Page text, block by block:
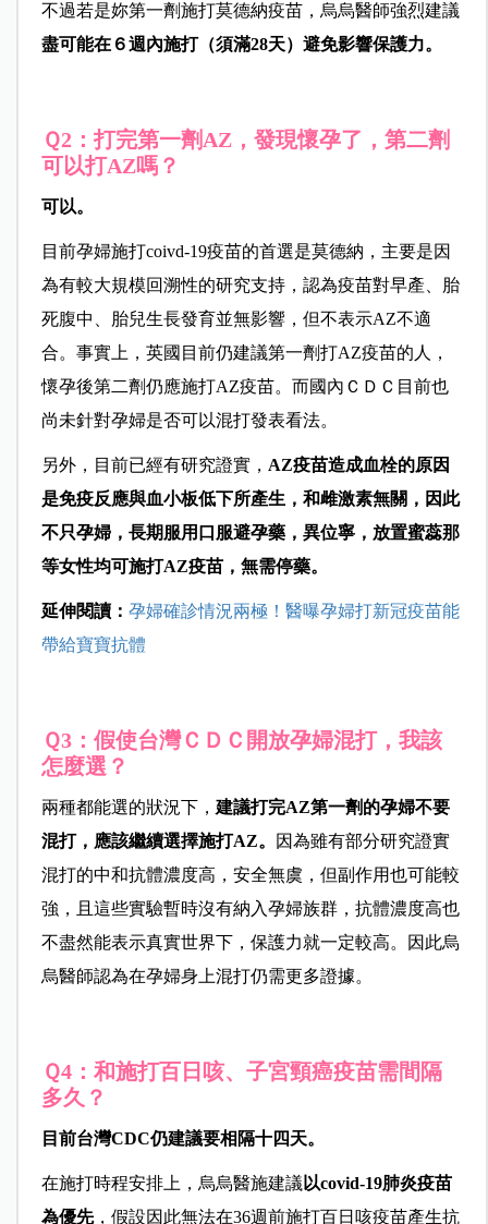
不過若是妳第一劑施打莫德納疫苗，烏烏醫師強烈建議
盡可能在６週內施打（須滿28天）避免影響保護力。
Ｑ2：打完第一劑AZ，發現懷孕了，第二劑
可以打AZ嗎？
可以。
目前孕婦施打coivd-19疫苗的首選是莫德納，主要是因
為有較大規模回溯性的研究支持，認為疫苗對早產、胎
死腹中、胎兒生長發育並無影響，但不表示AZ不適
合。事實上，英國目前仍建議第一劑打AZ疫苗的人，
懷孕後第二劑仍應施打AZ疫苗。而國內ＣＤＣ目前也
尚未針對孕婦是否可以混打發表看法。
另外，目前已經有研究證實， AZ疫苗造成血栓的原因
是免疫反應與血小板低下所產生，和雌激素無關，因此
不只孕婦，長期服用口服避孕藥，異位寧，放置蜜蕊那
等女性均可施打AZ疫苗，無需停藥。
延伸閱讀： 孕婦確診情況兩極！醫曝孕婦打新冠疫苗能
帶給寶寶抗體
Ｑ3：假使台灣ＣＤＣ開放孕婦混打，我該
怎麼選？
兩種都能選的狀況下， 建議打完AZ第一劑的孕婦不要
混打，應該繼續選擇施打AZ。
因為雖有部分研究證實
混打的中和抗體濃度高，安全無虞，但副作用也可能較
強，且這些實驗暫時沒有納入孕婦族群，抗體濃度高也
不盡然能表示真實世界下，保護力就一定較高。因此烏
烏醫師認為在孕婦身上混打仍需更多證據。
Ｑ4：和施打百日咳、子宮頸癌疫苗需間隔
多久？
目前台灣CDC仍建議要相隔十四天。
在施打時程安排上，烏烏醫施建議 以covid-19肺炎疫苗
為優先，假設因此無法在36週前施打百日咳疫苗產生抗